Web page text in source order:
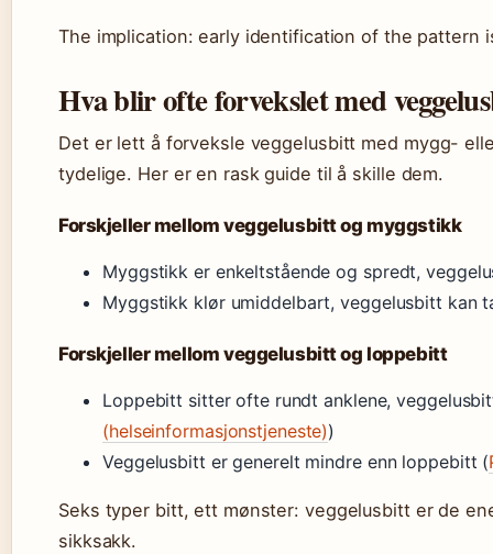
The implication: early identification of the pattern
Hva blir ofte forvekslet med
Det er lett å forveksle veggelusbitt med mygg-
tydelige. Her er en rask guide til å skille dem.
Forskjeller mellom veggelusbitt og myggstikk
Myggstikk er enkeltstående og spredt,
Myggstikk klør umiddelbart, veggelusbitt kan
Forskjeller mellom veggelusbitt og loppebitt
Loppebitt sitter ofte rundt anklene,
(helseinformasjonstjeneste))
Veggelusbitt er generelt mindre enn loppebitt (
Seks typer bitt, ett mønster: veggelusbitt er de
sikksakk.